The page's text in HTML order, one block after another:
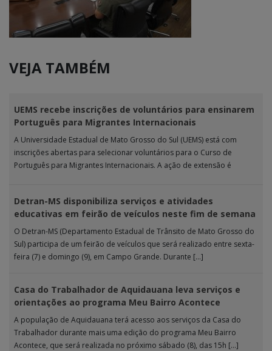
VEJA TAMBÉM
UEMS recebe inscrições de voluntários para ensinarem
Português para Migrantes Internacionais
A Universidade Estadual de Mato Grosso do Sul (UEMS) está com
inscrições abertas para selecionar voluntários para o Curso de
Português para Migrantes Internacionais. A ação de extensão é
Detran-MS disponibiliza serviços e atividades
educativas em feirão de veículos neste fim de semana
O Detran-MS (Departamento Estadual de Trânsito de Mato Grosso do
Sul) participa de um feirão de veículos que será realizado entre sexta-
feira (7) e domingo (9), em Campo Grande. Durante […]
Casa do Trabalhador de Aquidauana leva serviços e
orientações ao programa Meu Bairro Acontece
A população de Aquidauana terá acesso aos serviços da Casa do
Trabalhador durante mais uma edição do programa Meu Bairro
Acontece, que será realizada no próximo sábado (8), das 15h […]